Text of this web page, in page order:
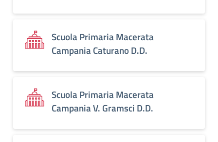
Scuola Primaria Macerata
Campania Caturano D.D.
Scuola Primaria Macerata
Campania V. Gramsci D.D.